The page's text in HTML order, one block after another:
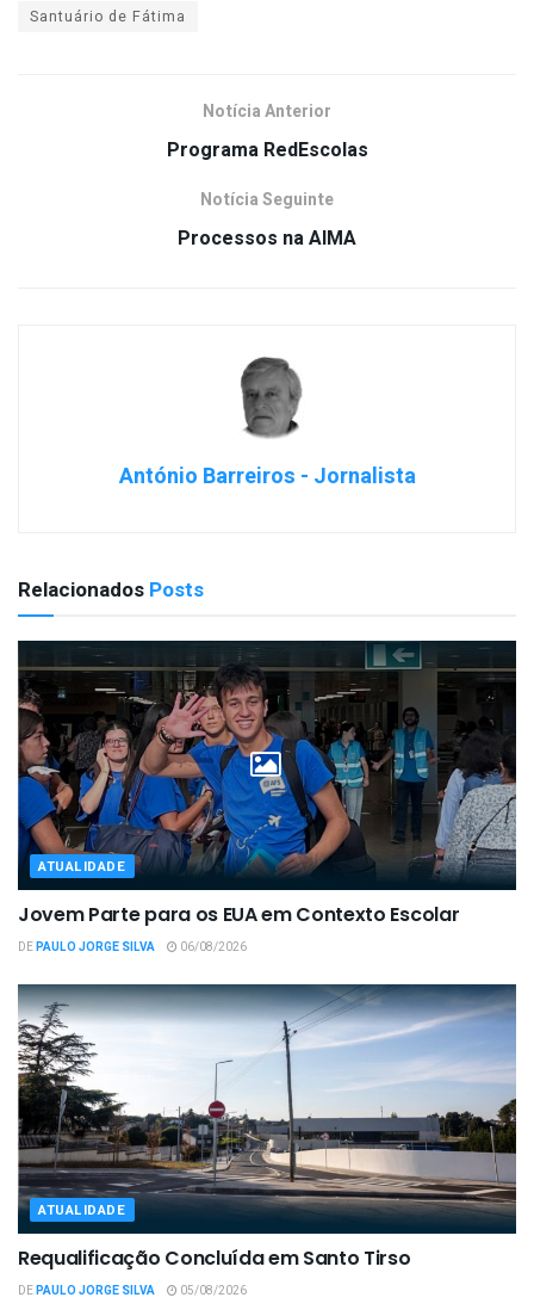
Santuário de Fátima
Notícia Anterior
Programa RedEscolas
Notícia Seguinte
Processos na AIMA
António Barreiros - Jornalista
Relacionados Posts
ATUALIDADE
Jovem Parte para os EUA em Contexto Escolar
DEPAULO JORGE SILVA 06/08/2026
ATUALIDADE
Requalificação Concluída em Santo Tirso
DEPAULO JORGE SILVA 05/08/2026